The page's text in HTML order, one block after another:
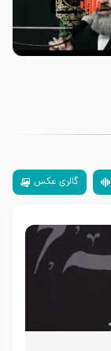
رزق زیاد و عمر
حجت السلام حسین
گالری عکس